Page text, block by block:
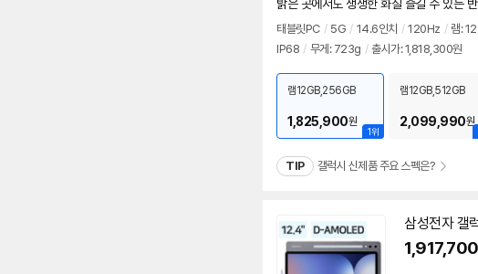
밝은 곳에서도 생생한 화질 즐길 수 있는
태블릿PC / 5G / 14.6인치 / 120Hz / 램:
IP68 / 무게: 723g / 출시가: 1,818,300원
1위
램12GB,256GB
1,825,900원
램12GB,512GB
2,099,990원
TIP 갤럭시 신제품 주요 스펙은?
삼성전자 갤
1,917,700